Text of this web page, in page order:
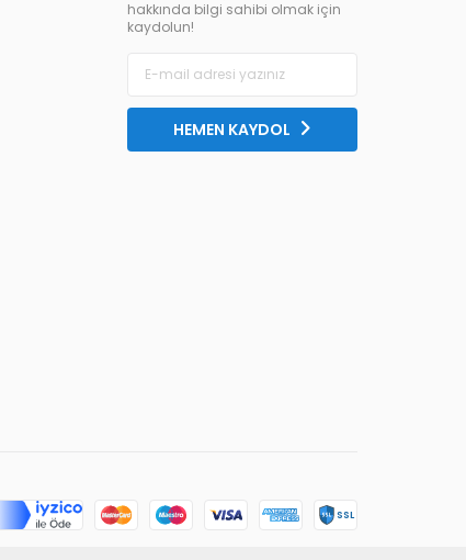
hakkında bilgi sahibi olmak için
kaydolun!
HEMEN KAYDOL